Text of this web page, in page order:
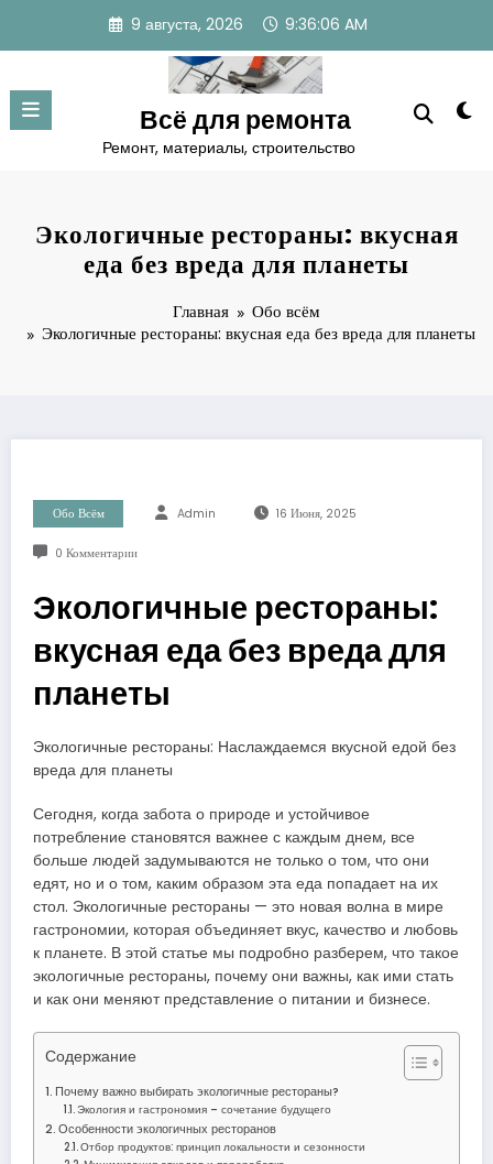
содержимому
9 августа, 2026 9:36:07 AM
Всё для ремонта
Ремонт, материалы, строительство
Экологичные рестораны: вкусная
еда без вреда для планеты
Главная
Обо всём
Экологичные рестораны: вкусная еда без вреда для планеты
Обо Всём Admin 16 Июня, 2025
0 Комментарии
Экологичные рестораны:
вкусная еда без вреда для
планеты
Экологичные рестораны: Наслаждаемся вкусной едой без
вреда для планеты
Сегодня, когда забота о природе и устойчивое
потребление становятся важнее с каждым днем, все
больше людей задумываются не только о том, что они
едят, но и о том, каким образом эта еда попадает на их
стол. Экологичные рестораны — это новая волна в мире
гастрономии, которая объединяет вкус, качество и любовь
к планете. В этой статье мы подробно разберем, что такое
экологичные рестораны, почему они важны, как ими стать
и как они меняют представление о питании и бизнесе.
Содержание
Почему важно выбирать экологичные рестораны?
Экология и гастрономия – сочетание будущего
Особенности экологичных ресторанов
Отбор продуктов: принцип локальности и сезонности